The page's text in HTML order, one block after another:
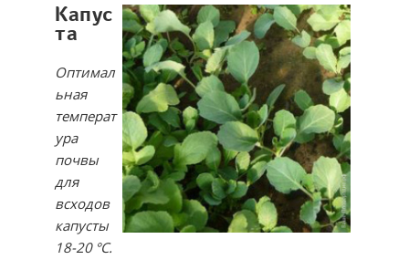
Капус
та
Оптимал
ьная
температ
ура
почвы
для
всходов
капусты
18-20 °С.